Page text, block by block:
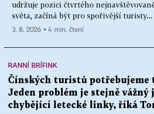
udržuje pozici čtvrtého
světa, začíná být pro spořivější turisty...
3. 8. 2026 ▪ 4 min. čtení
RANNÍ BRÍFINK
Čínských turistů
Jeden problém je stejně vážný
chybějící letecké linky, říká